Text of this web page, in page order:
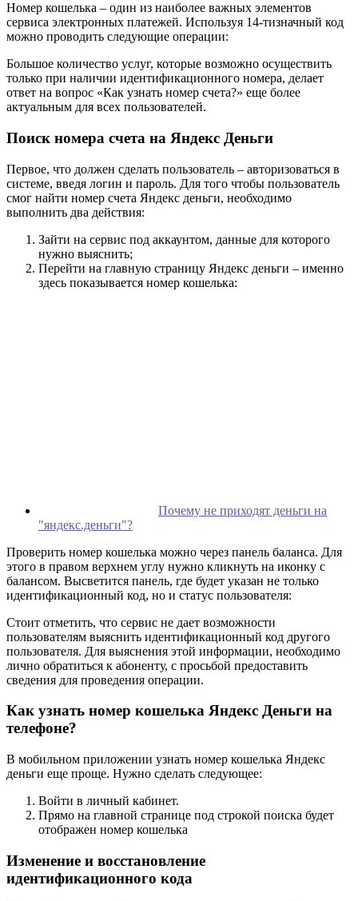
Номер кошелька – один из наиболее важных элементов
сервиса электронных платежей. Используя 14-тизначный код
можно проводить следующие операции:
Большое количество услуг, которые возможно осуществить
только при наличии идентификационного номера, делает
ответ на вопрос «Как узнать номер счета?» еще более
актуальным для всех пользователей.
Поиск номера счета на Яндекс Деньги
Первое, что должен сделать пользователь – авторизоваться в
системе, введя логин и пароль. Для того чтобы пользователь
смог найти номер счета Яндекс деньги, необходимо
выполнить два действия:
Зайти на сервис под аккаунтом, данные для которого
нужно выяснить;
Перейти на главную страницу Яндекс деньги – именно
здесь показывается номер кошелька:
Почему не приходят деньги на
"яндекс.деньги"?
Проверить номер кошелька можно через панель баланса. Для
этого в правом верхнем углу нужно кликнуть на иконку с
балансом. Высветится панель, где будет указан не только
идентификационный код, но и статус пользователя:
Стоит отметить, что сервис не дает возможности
пользователям выяснить идентификационный код другого
пользователя. Для выяснения этой информации, необходимо
лично обратиться к абоненту, с просьбой предоставить
сведения для проведения операции.
Как узнать номер кошелька Яндекс Деньги на
телефоне?
В мобильном приложении узнать номер кошелька Яндекс
деньги еще проще. Нужно сделать следующее:
Войти в личный кабинет.
Прямо на главной странице под строкой поиска будет
отображен номер кошелька
Изменение и восстановление
идентификационного кода